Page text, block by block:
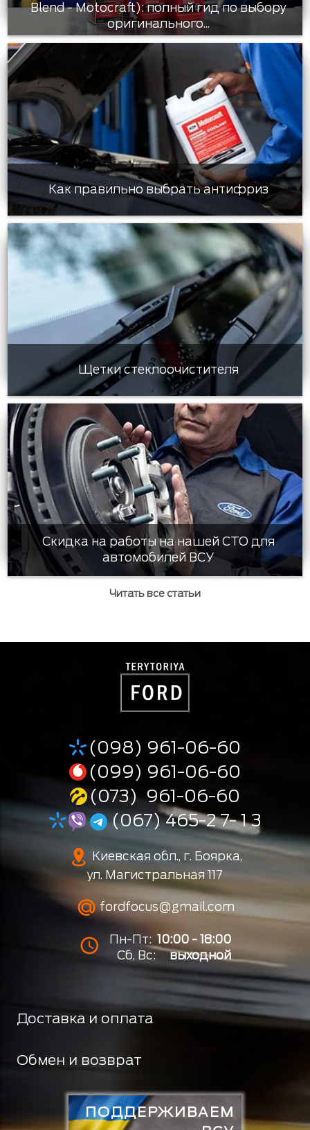
Blend - Motocraft): полный гид по выбору
оригинального...
Как правильно выбрать антифриз
Щетки стеклоочистителя
Скидка на работы на нашей СТО для
автомобилей ВСУ
Читать все статьи
(098) 961-06-60
(099) 961-06-60
(073) 961-06-60
(067) 465-2 7- 1 3
Киевская обл., г. Боярка,
ул. Магистральная 117
fordfocus@gmail.com
Пн-Пт: 10:00 - 18:00
Сб, Вс:
выходной
Доставка и оплата
Обмен и возврат
ПОДДЕРЖИВАЕМ